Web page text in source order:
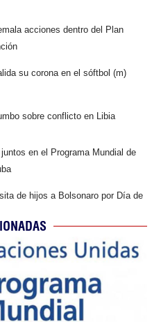
acciones dentro del Plan
su corona en el sóftbol (m)
sobre conflicto en Libia
en el Programa Mundial de
de hijos a Bolsonaro por Día de